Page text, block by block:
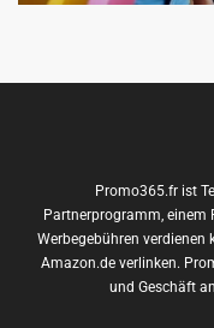
Promo365.fr ist
Partnerprogramm, einem
Werbegebühren
Amazon.de verlinken.
und Geschäft